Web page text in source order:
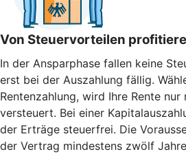
Von Steuervorteilen
In der Ansparphase fallen keine
erst bei der Auszahlung fällig.
Rentenzahlung, wird Ihre Rente
versteuert. Bei einer
der Erträge steuerfrei. Die
der Vertrag mindestens zwölf